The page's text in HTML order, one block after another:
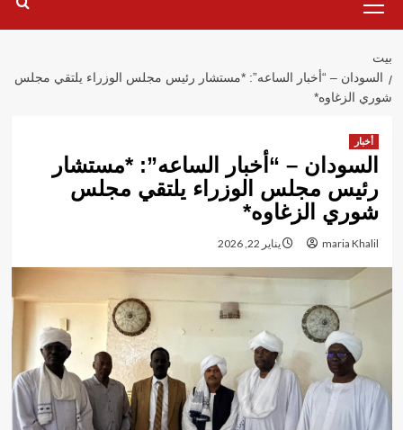
الأساسية
بيت
السودان – “أخبار الساعه”: *مستشار رئيس مجلس الوزراء يلتقي مجلس
شوري الزغاوه*
أخبار
السودان – “أخبار الساعه”: *مستشار
رئيس مجلس الوزراء يلتقي مجلس
شوري الزغاوه*
maria Khalil يناير 22, 2026